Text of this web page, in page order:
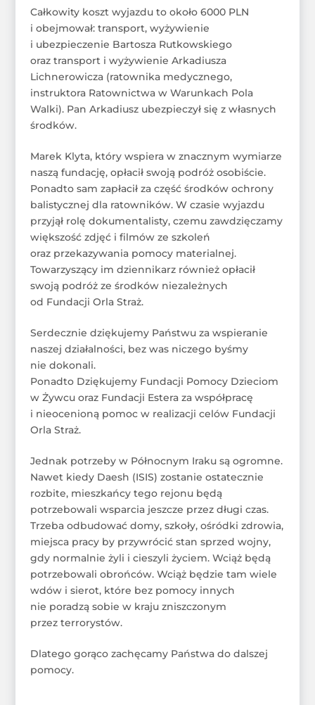
Całkowity koszt wyjazdu to około 6000 PLN
i obejmował: transport, wyżywienie
i ubezpieczenie Bartosza Rutkowskiego
oraz transport i wyżywienie Arkadiusza
Lichnerowicza (ratownika medycznego,
instruktora Ratownictwa w Warunkach Pola
Walki). Pan Arkadiusz ubezpieczył się z własnych
środków.
Marek Klyta, który wspiera w znacznym wymiarze
naszą fundację, opłacił swoją podróż osobiście.
Ponadto sam zapłacił za część środków ochrony
balistycznej dla ratowników. W czasie wyjazdu
przyjął rolę dokumentalisty, czemu zawdzięczamy
większość zdjęć i filmów ze szkoleń
oraz przekazywania pomocy materialnej.
Towarzyszący im dziennikarz również opłacił
swoją podróż ze środków niezależnych
od Fundacji Orla Straż.
Serdecznie dziękujemy Państwu za wspieranie
naszej działalności, bez was niczego byśmy
nie dokonali.
Ponadto Dziękujemy Fundacji Pomocy Dzieciom
w Żywcu oraz Fundacji Estera za współpracę
i nieocenioną pomoc w realizacji celów Fundacji
Orla Straż.
Jednak potrzeby w Północnym Iraku są ogromne.
Nawet kiedy Daesh (ISIS) zostanie ostatecznie
rozbite, mieszkańcy tego rejonu będą
potrzebowali wsparcia jeszcze przez długi czas.
Trzeba odbudować domy, szkoły, ośródki zdrowia,
miejsca pracy by przywrócić stan sprzed wojny,
gdy normalnie żyli i cieszyli życiem. Wciąż będą
potrzebowali obrońców. Wciąż będzie tam wiele
wdów i sierot, które bez pomocy innych
nie poradzą sobie w kraju zniszczonym
przez terrorystów.
Dlatego gorąco zachęcamy Państwa do dalszej
pomocy.